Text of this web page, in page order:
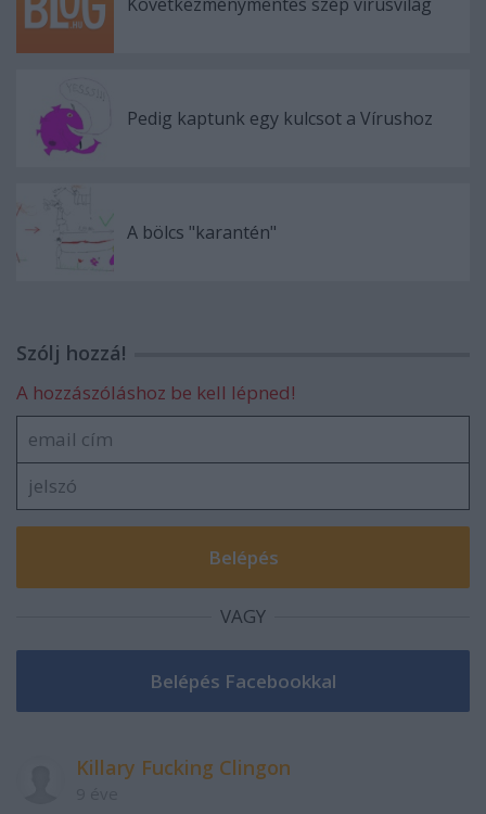
Következménymentes szép vírusvilág
Pedig kaptunk egy kulcsot a Vírushoz
A bölcs "karantén"
Szólj hozzá!
A hozzászóláshoz be kell lépned!
VAGY
Killary Fucking Clingon